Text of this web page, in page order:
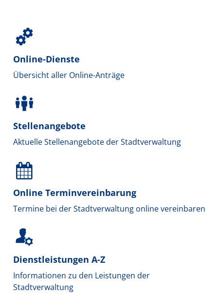
Online-Dienste
Übersicht aller Online-Anträge
Stellenangebote
Aktuelle Stellenangebote der Stadtverwaltung
Online Terminvereinbarung
Termine bei der Stadtverwaltung online vereinbaren
Dienstleistungen A-Z
Informationen zu den Leistungen der
Stadtverwaltung